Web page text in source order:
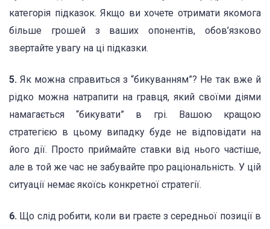
категорія підказок. Якщо ви хочете отримати якомога
більше грошей з ваших опонентів, обов’язково
звертайте увагу на ці підказки.
5.Як можна справиться з “бикуванням”? Не так вже й
рідко можна натрапити на гравця, який своїми діями
намагається “бикувати” в грі. Вашою кращою
стратегією в цьому випадку буде не відповідати на
його дії. Просто приймайте ставки від нього частіше,
але в той же час не забувайте про раціональність. У цій
ситуації немає якоїсь конкретної стратегії.
6. Що слід робити, коли ви граєте з середньої позиції в